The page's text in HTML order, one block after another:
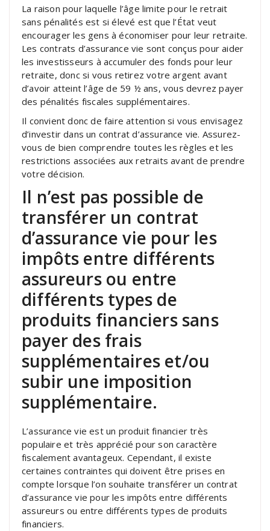
La raison pour laquelle l’âge limite pour le retrait
sans pénalités est si élevé est que l’État veut
encourager les gens à économiser pour leur retraite.
Les contrats d’assurance vie sont conçus pour aider
les investisseurs à accumuler des fonds pour leur
retraite, donc si vous retirez votre argent avant
d’avoir atteint l’âge de 59 ½ ans, vous devrez payer
des pénalités fiscales supplémentaires.
Il convient donc de faire attention si vous envisagez
d’investir dans un contrat d’assurance vie. Assurez-
vous de bien comprendre toutes les règles et les
restrictions associées aux retraits avant de prendre
votre décision.
Il n’est pas possible de
transférer un contrat
d’assurance vie pour les
impôts entre différents
assureurs ou entre
différents types de
produits financiers sans
payer des frais
supplémentaires et/ou
subir une imposition
supplémentaire.
L’assurance vie est un produit financier très
populaire et très apprécié pour son caractère
fiscalement avantageux. Cependant, il existe
certaines contraintes qui doivent être prises en
compte lorsque l’on souhaite transférer un contrat
d’assurance vie pour les impôts entre différents
assureurs ou entre différents types de produits
financiers.